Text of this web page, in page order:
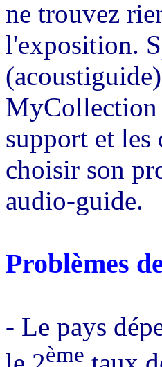
ne trouvez
l'exposition.
MyCollection
support et
choisir son
audio-guide.
Problèmes
- Le pays
ème